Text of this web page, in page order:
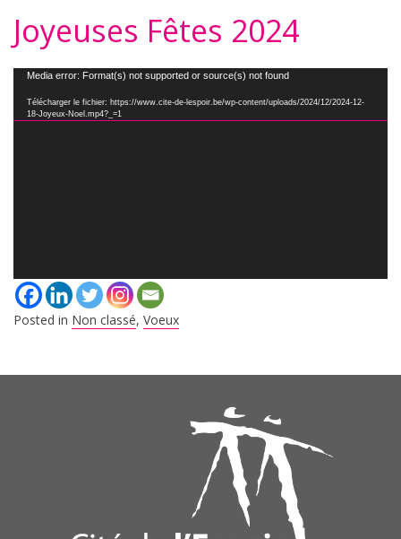
Joyeuses Fêtes 2024
Lecteur
vidéo
Media error: Format(s) not supported or source(s) not found
Télécharger le fichier: https://www.cite-de-lespoir.be/wp-content/uploads/2024/12/2024-12-
18-Joyeux-Noel.mp4?_=1
Posted in Non classé, Voeux